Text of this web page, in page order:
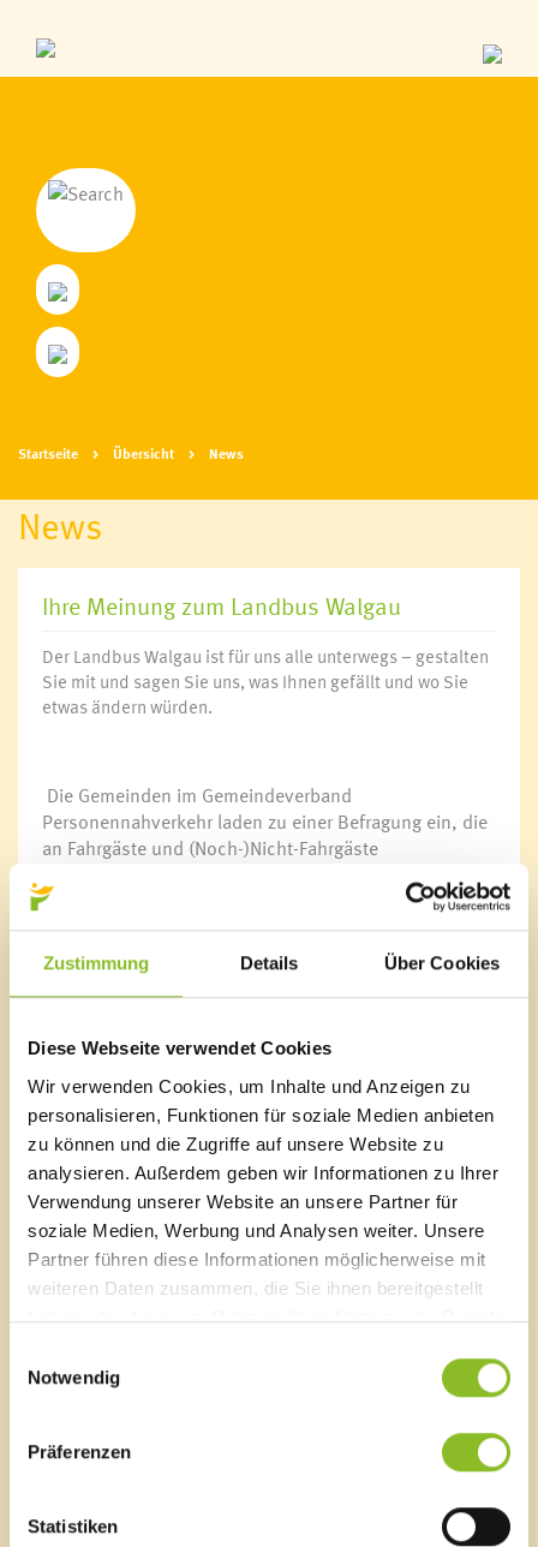
Zustimmung Details Über Cookies
Diese Webseite verwendet Cookies
Wir verwenden Cookies, um Inhalte und Anzeigen zu
personalisieren, Funktionen für soziale Medien anbieten
zu können und die Zugriffe auf unsere Website zu
analysieren. Außerdem geben wir Informationen zu Ihrer
Verwendung unserer Website an unsere Partner für
soziale Medien, Werbung und Analysen weiter. Unsere
Partner führen diese Informationen möglicherweise mit
weiteren Daten zusammen, die Sie ihnen bereitgestellt
haben oder die sie im Rahmen Ihrer Nutzung der Dienste
Notwendig
Präferenzen
Statistiken
Startseite Übersicht News
News
Ihre Meinung zum Landbus Walgau
Der Landbus Walgau ist für uns alle unterwegs – gestalten
Sie mit und sagen Sie uns, was Ihnen gefällt und wo Sie
etwas ändern würden.
Die Gemeinden im Gemeindeverband
Personennahverkehr laden zu einer Befragung ein, die
an Fahrgäste und (Noch-)Nicht-Fahrgäste
gleichermaßen adressiert ist. Ihre Meinung zu Themen
wie Haltestellen, Fahrplänen und Qualität des Landbus
Walgau ist gefragt.
Marktgemeinde Frastanz
Sägenplatz 1
A-6820 Frastanz, Österreich
Lageplan
T0043 5522 51534-0
F 0043 5522 51534-6
E-Mail an das Gemeindeamt
Veröffentlichungsportal
Bürgermeldungen
News Archiv